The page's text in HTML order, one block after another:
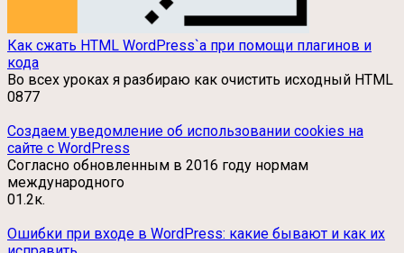
Как сжать HTML WordPress`a при помощи плагинов и
кода
Во всех уроках я разбираю как очистить исходный HTML
0877
Создаем уведомление об использовании cookies на
сайте с WordPress
Согласно обновленным в 2016 году нормам
международного
01.2к.
Ошибки при входе в WordPress: какие бывают и как их